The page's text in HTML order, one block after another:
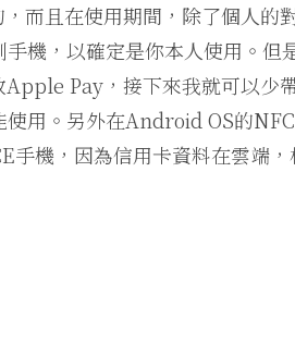
而且在使用期間，除了個人的
機，以確定是你本人使用。但
Pay，接下來我就可以少
使用。另外在Android OS的
手機，因為信用卡資料在雲端，